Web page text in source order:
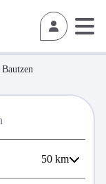
Bautzen
50 km